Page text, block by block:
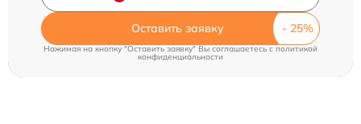
Оставить заявку
Нажимая на кнопку "Оставить заявку" Вы соглашаетесь cполитикой
конфиденциальности